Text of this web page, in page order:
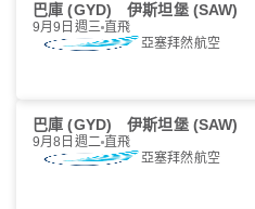
巴庫 (GYD) 伊斯坦堡 (SAW)
9月9日週三 直飛
亞塞拜然航空
巴庫 (GYD) 伊斯坦堡 (SAW)
9月8日週二 直飛
亞塞拜然航空